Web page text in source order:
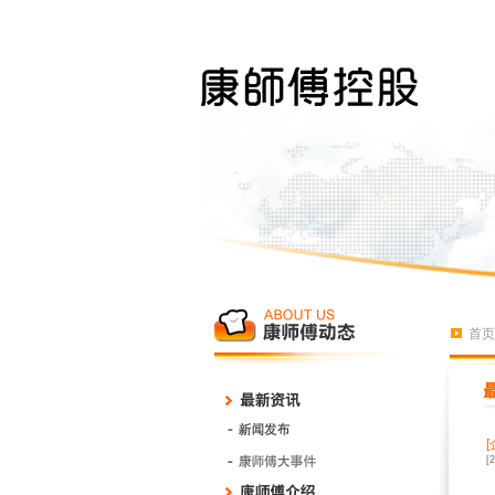
首页
[